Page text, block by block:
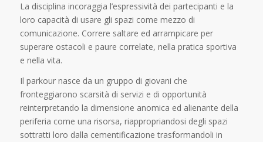
La disciplina incoraggia l’espressività dei partecipanti e la
loro capacità di usare gli spazi come mezzo di
comunicazione. Correre saltare ed arrampicare per
superare ostacoli e paure correlate, nella pratica sportiva
e nella vita.
Il parkour nasce da un gruppo di giovani che
fronteggiarono scarsità di servizi e di opportunità
reinterpretando la dimensione anomica ed alienante della
periferia come una risorsa, riappropriandosi degli spazi
sottratti loro dalla cementificazione trasformandoli in